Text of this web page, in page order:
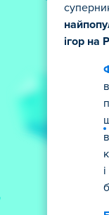
ігор на